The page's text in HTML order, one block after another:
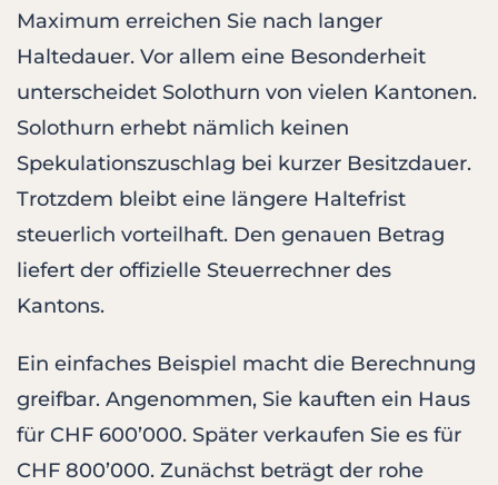
Maximum erreichen Sie nach langer
Haltedauer. Vor allem eine Besonderheit
unterscheidet Solothurn von vielen Kantonen.
Solothurn erhebt nämlich keinen
Spekulationszuschlag bei kurzer Besitzdauer.
Trotzdem bleibt eine längere Haltefrist
steuerlich vorteilhaft. Den genauen Betrag
liefert der offizielle Steuerrechner des
Kantons.
Ein einfaches Beispiel macht die Berechnung
greifbar. Angenommen, Sie kauften ein Haus
für CHF 600’000. Später verkaufen Sie es für
CHF 800’000. Zunächst beträgt der rohe